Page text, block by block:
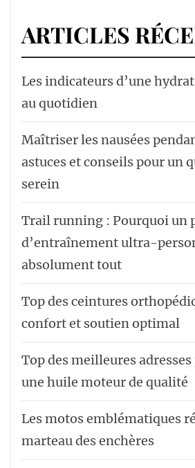
ARTICLES
Les indicateurs d’une
au quotidien
Maîtriser les nausées
astuces et conseils pour un
serein
Trail running : Pourquoi un
d’entraînement ultra-
absolument tout
Top des ceintures
confort et soutien optimal
Top des meilleures
une huile moteur de qualité
Les motos emblématiques
marteau des enchères